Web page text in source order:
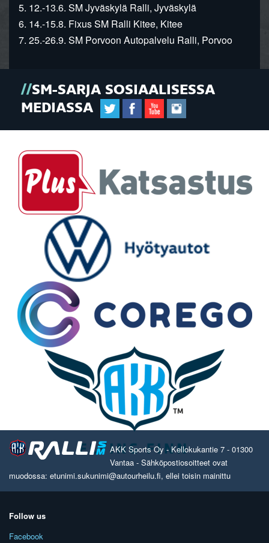
5. 12.-13.6. SM Jyväskylä Ralli, Jyväskylä
6. 14.-15.8. Fixus SM Ralli Kitee, Kitee
7. 25.-26.9. SM Porvoon Autopalvelu Ralli, Porvoo
SM-SARJA SOSIAALISESSA
MEDIASSA
AKK Sports Oy - Kellokukantie 7 - 01300
Vantaa - Sähköpostiosoitteet ovat
muodossa: etunimi.sukunimi@autourheilu.fi, ellei toisin mainittu
Follow us
Facebook